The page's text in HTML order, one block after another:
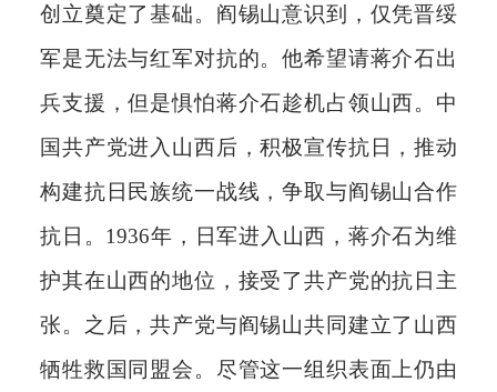
创立奠定了基础。阎锡山意识到，仅凭晋绥
军是无法与红军对抗的。他希望请蒋介石出
兵支援，但是惧怕蒋介石趁机占领山西。中
国共产党进入山西后，积极宣传抗日，推动
构建抗日民族统一战线，争取与阎锡山合作
抗日。1936年，日军进入山西，蒋介石为维
护其在山西的地位，接受了共产党的抗日主
张。之后，共产党与阎锡山共同建立了山西
牺牲救国同盟会。尽管这一组织表面上仍由